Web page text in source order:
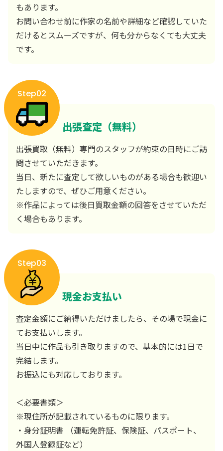
もあります。
お問い合わせ前に作家の名前や詳細など確認していた
だけるとスムーズですが、何も分からなくても大丈夫
です。
Step02
出張査定（無料）
出張買取（無料）専門のスタッフが約束の日時にご訪
問させていただきます。
当日、新たに査定して欲しいものがある場合も歓迎い
たしますので、ぜひご用意ください。
※作品によっては後日買取金額の回答をさせていただ
く場合もあります。
Step03
現金お支払い
査定金額にご納得いただけましたら、その場で現金に
てお支払いします。
当日中に作品も引き取りますので、基本的には1日で
完結します。
お振込にも対応しております。
＜必要書類＞
※現住所が記載されているものに限ります。
・身分証明書 （運転免許証、保険証、パスポート、
外国人登録証など）